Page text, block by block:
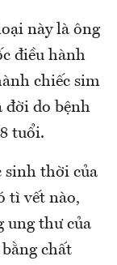
này là ông
điều hành
chiếc sim
đời do bệnh
tuổi.
sinh thời của
tì vết nào,
ung thư của
chất